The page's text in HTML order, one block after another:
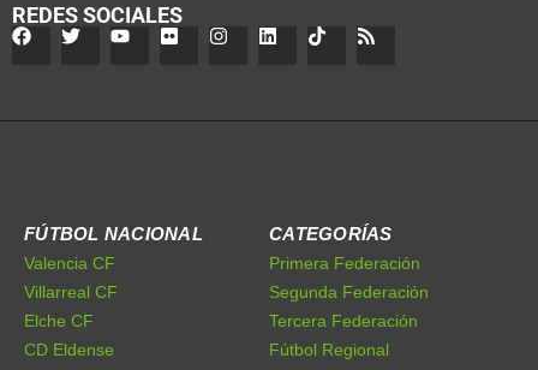
REDES SOCIALES
FÚTBOL NACIONAL
Valencia CF
Villarreal CF
Elche CF
CD Eldense
CATEGORÍAS
Primera Federación
Segunda Federación
Tercera Federación
Fútbol Regional